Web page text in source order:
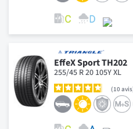
EffeX Sport TH202
255/45 R 20 105Y XL
10avis